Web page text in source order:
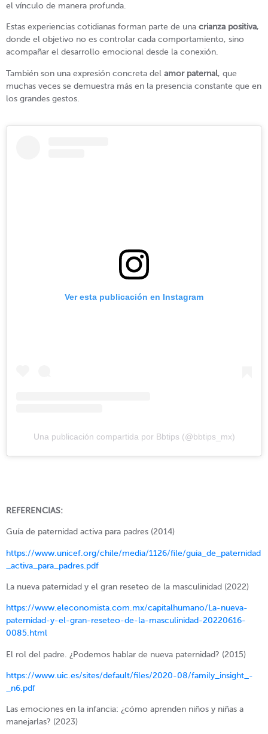
el vínculo de manera profunda.
Estas experiencias cotidianas forman parte de una crianza positiva,
donde el objetivo no es controlar cada comportamiento, sino
acompañar el desarrollo emocional desde la conexión.
También son una expresión concreta del amor paternal, que
muchas veces se demuestra más en la presencia constante que en
los grandes gestos.
Ver esta publicación en Instagram
Una publicación compartida por Bbtips (@bbtips_mx)
REFERENCIAS:
Guía de paternidad activa para padres (2014)
https://www.unicef.org/chile/media/1126/file/guia_de_paternidad
_activa_para_padres.pdf
La nueva paternidad y el gran reseteo de la masculinidad (2022)
https://www.eleconomista.com.mx/capitalhumano/La-nueva-
paternidad-y-el-gran-reseteo-de-la-masculinidad-20220616-
0085.html
El rol del padre. ¿Podemos hablar de nueva paternidad? (2015)
https://www.uic.es/sites/default/files/2020-08/family_insight_-
_n6.pdf
Las emociones en la infancia: ¿cómo aprenden niños y niñas a
manejarlas? (2023)